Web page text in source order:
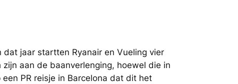
jaar startten Ryanair en Vueling vier
aan de baanverlenging, hoewel die in
PR reisje in Barcelona dat dit het